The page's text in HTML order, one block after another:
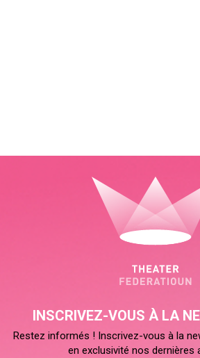
INSCRIVEZ-VOUS À LA
Restez informés ! Inscrivez-vous à la
en exclusivité nos dernières